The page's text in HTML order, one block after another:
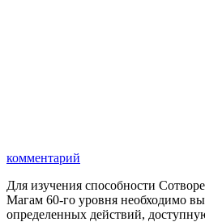
комментарий
Для изучения способности
Магам 60-го уровня необходимо
определенных действий,